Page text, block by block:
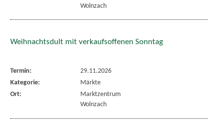
Wolnzach
Weihnachtsdult mit verkaufsoffenen Sonntag
Termin:
29.11.2026
Kategorie:
Märkte
Ort:
Marktzentrum
Wolnzach